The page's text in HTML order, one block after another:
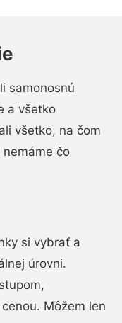
samonosnú
a všetko
všetko, na čom
čo
si vybrať a
úrovni.
Môžem len